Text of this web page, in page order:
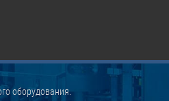
оборудования.